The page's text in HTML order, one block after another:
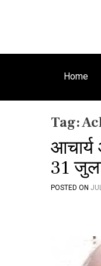
Home
Tag:
31
POSTED ON